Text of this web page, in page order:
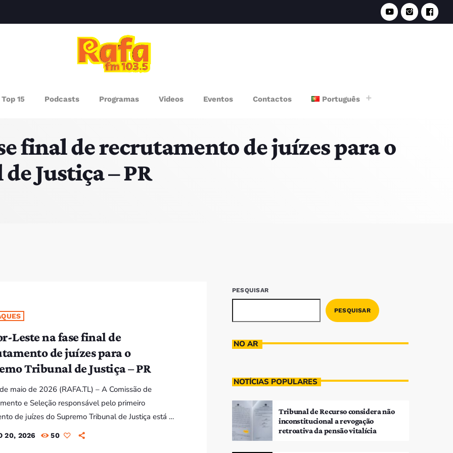
Top 15 Podcasts Programas Videos Eventos Contactos Português
SOMOS
7:00 AM - 10:00 AM
final de recrutamento de juízes para o
Justiça – PR
Leste na fase final de
de juízes para o
Tribunal de Justiça – PR
maio de 2026 (RAFA.TL) – A Comissão de
e Seleção responsável pelo primeiro
de juízes do Supremo Tribunal de Justiça está na
do júri avaliador, anunciou hoje o
20, 2026 50
PESQUISAR
PESQUISAR
NO AR
NOTÍCIAS POPULARES
Tribunal de Recurso considera não
inconstitucional a revogação
retroativa da pensão vitalícia